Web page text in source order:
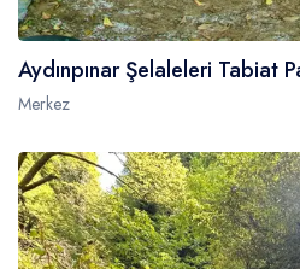
Aydınpınar Şelaleleri Tabiat
Merkez